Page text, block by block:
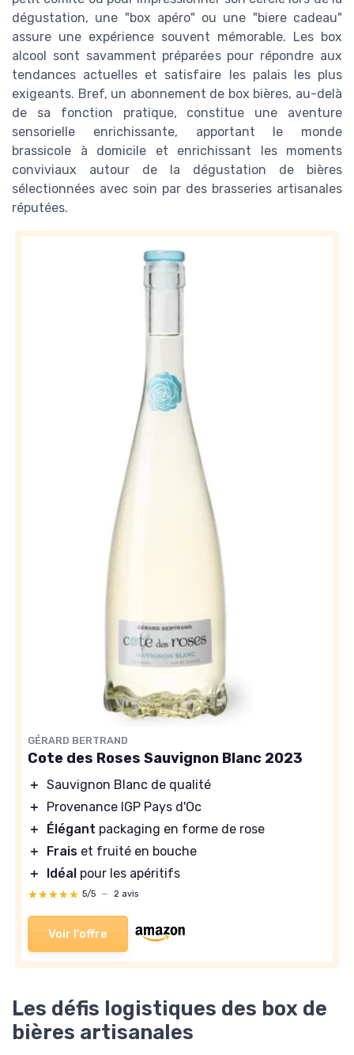
dégustation, une "box apéro" ou une "biere cadeau"
assure une expérience souvent mémorable. Les box
alcool sont savamment préparées pour répondre aux
tendances actuelles et satisfaire les palais les plus
exigeants. Bref, un abonnement de box bières, au-delà
de sa fonction pratique, constitue une aventure
sensorielle enrichissante, apportant le monde
brassicole à domicile et enrichissant les moments
conviviaux autour de la dégustation de bières
sélectionnées avec soin par des brasseries artisanales
réputées.
GÉRARD BERTRAND
Cote des Roses Sauvignon Blanc 2023
＋ Sauvignon Blanc de qualité
＋
Provenance IGP Pays d'Oc
＋
Élégant packaging en forme de rose
＋
Frais et fruité en bouche
＋
Idéal pour les apéritifs
★★★★★
★★★★★ 5/5 — 2 avis
Voir l'offre
Les défis logistiques des box de
bières artisanales